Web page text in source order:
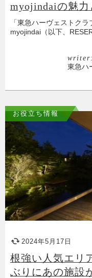
myojindaiの魅力
「東急ハーヴェストク
myojindai（以下、
writer:
東急ハ
お役立ち情報
2024年5月17日
根強い人気エリ
ぶりにあの施設